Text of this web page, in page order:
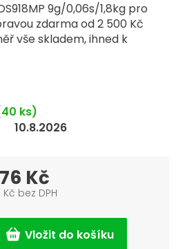
9g/0,06s/1,8kg pro
zdarma od 2 500 Kč
vše skladem, ihned k
ks)
10.8.2026
Kč
Kč bez DPH
cena: